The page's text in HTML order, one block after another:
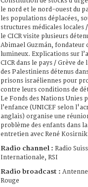
le nord et le nord-ouest du
les populations déplacées,
structures médicales locales
le CICR visite plusieurs
Abimael Guzmán, fondateur
lumineux. Explications sur
CICR dans le pays / Grève de
des Palestiniens détenus
prisons israéliennes pour
contre leurs conditions de
Le Fonds des Nations Unies
l’enfance (UNICEF selon
anglais) organise une
problème des enfants dans
entretien avec René
Radio channel : Radio
Internationale, RSI
Radio broadcast :
Rouge